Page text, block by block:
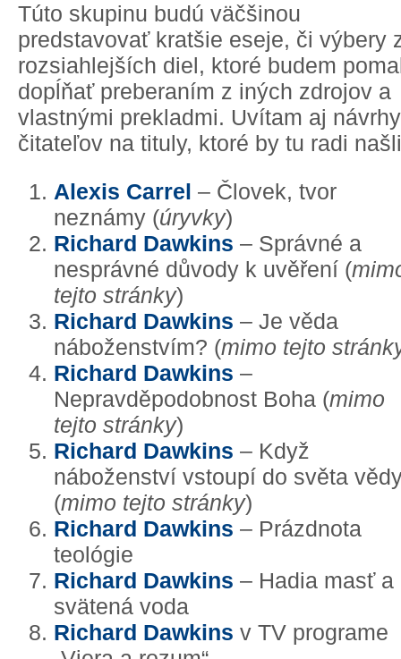
Túto skupinu budú väčšinou
predstavovať kratšie eseje, či výbery
rozsiahlejších diel, ktoré budem
dopĺňať preberaním z iných zdrojov a
vlastnými prekladmi. Uvítam aj návrhy
čitateľov na tituly, ktoré by tu radi
Alexis Carrel – Človek, tvor
neznámy (úryvky)
Richard Dawkins – Správné a
nesprávné důvody k uvěření (
tejto stránky)
Richard Dawkins – Je věda
náboženstvím? (mimo tejto
Richard Dawkins –
Nepravděpodobnost Boha (mimo
tejto stránky)
Richard Dawkins – Když
náboženství vstoupí do světa
(mimo tejto stránky)
Richard Dawkins – Prázdnota
teológie
Richard Dawkins – Hadia masť a
svätená voda
Richard Dawkins v TV programe